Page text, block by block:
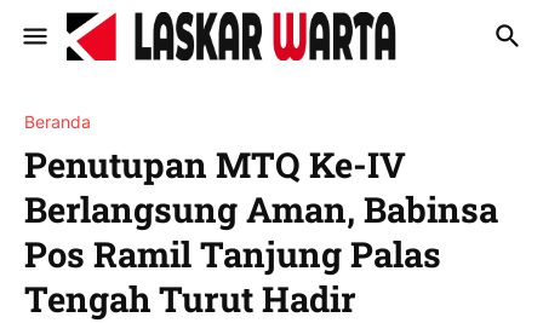
Beranda
Penutupan MTQ Ke-IV
Berlangsung Aman, Babinsa
Pos Ramil Tanjung Palas
Tengah Turut Hadir